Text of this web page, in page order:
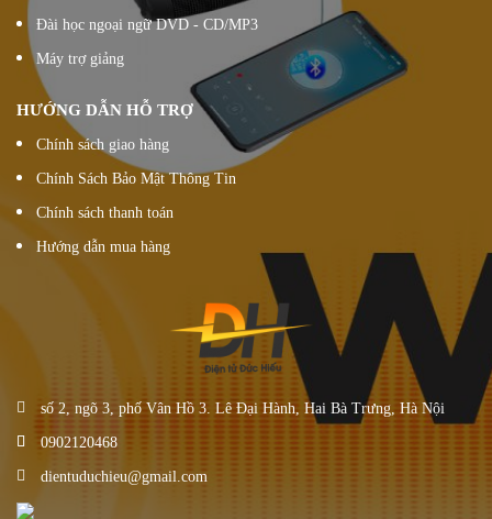
Đài học ngoại ngữ DVD - CD/MP3
Máy trợ giảng
HƯỚNG DẪN HỖ TRỢ
Chính sách giao hàng
Chính Sách Bảo Mật Thông Tin
Chính sách thanh toán
Hướng dẫn mua hàng
số 2, ngõ 3, phố Vân Hồ 3. Lê Đại Hành, Hai Bà Trưng, Hà Nội
0902120468
dientuduchieu@gmail.com